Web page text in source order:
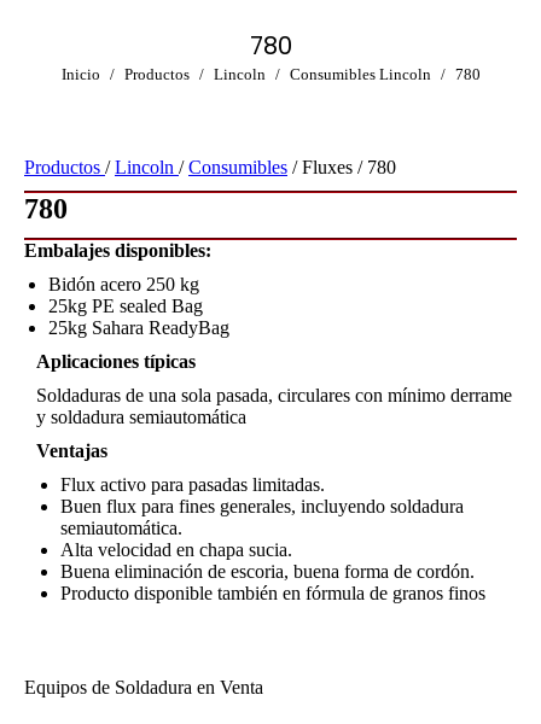
780
Estás aquí:
Inicio Productos Lincoln Consumibles Lincoln 780
Productos /Lincoln /Consumibles / Fluxes / 780
780
Embalajes disponibles:
Bidón acero 250 kg
25kg PE sealed Bag
25kg Sahara ReadyBag
Aplicaciones típicas
Soldaduras de una sola pasada, circulares con mínimo derrame
y soldadura semiautomática
Ventajas
Flux activo para pasadas limitadas.
Buen flux para fines generales, incluyendo soldadura
semiautomática.
Alta velocidad en chapa sucia.
Buena eliminación de escoria, buena forma de cordón.
Producto disponible también en fórmula de granos finos
Equipos de Soldadura en Venta